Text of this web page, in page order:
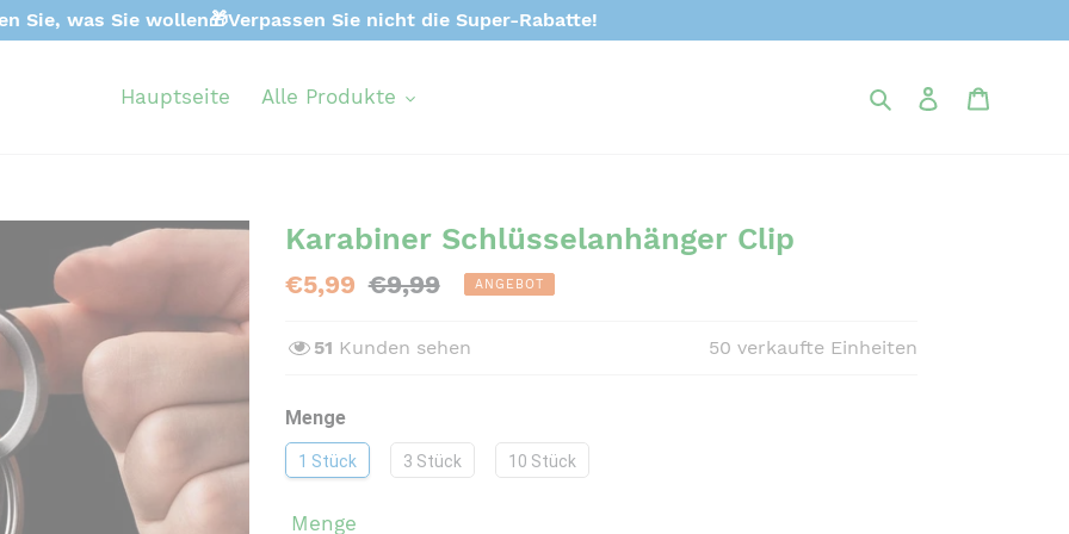
Sie, was Sie wollen🎁Verpassen Sie nicht die Super-Rabatte!
Hauptseite Alle Produkte SuchenEinloggen
Karabiner Schlüsselanhänger Clip
Sonderpreis
€5,99 Normaler
€9,99 ANGEBOT
51 Kunden sehen 50 verkaufte Einheiten
Menge
1 Stück 3 Stück 10 Stück
Menge